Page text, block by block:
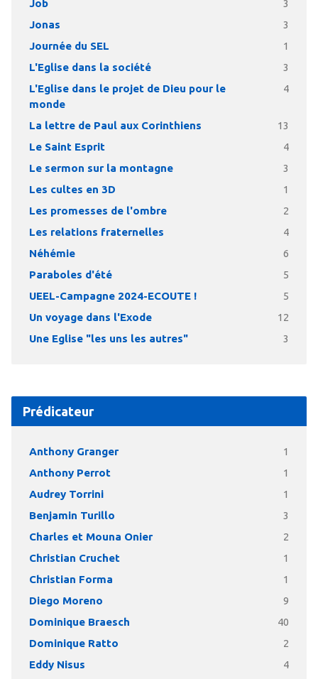
Job 3
Jonas 3
Journée du SEL 1
L'Eglise dans la société 3
L'Eglise dans le projet de Dieu pour le
monde
4
La lettre de Paul aux Corinthiens 13
Le Saint Esprit 4
Le sermon sur la montagne 3
Les cultes en 3D 1
Les promesses de l'ombre 2
Les relations fraternelles 4
Néhémie 6
Paraboles d'été 5
UEEL-Campagne 2024-ECOUTE ! 5
Un voyage dans l'Exode 12
Une Eglise "les uns les autres" 3
Prédicateur
Anthony Granger 1
Anthony Perrot 1
Audrey Torrini 1
Benjamin Turillo 3
Charles et Mouna Onier 2
Christian Cruchet 1
Christian Forma 1
Diego Moreno 9
Dominique Braesch 40
Dominique Ratto 2
Eddy Nisus 4